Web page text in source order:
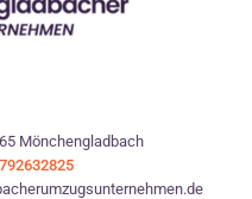
Mönchengladbach